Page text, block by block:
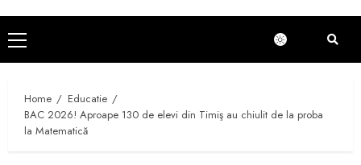
Primary
Menu
Home
Educatie
BAC 2026! Aproape 130 de elevi din Timiş au chiulit de la proba
la Matematică